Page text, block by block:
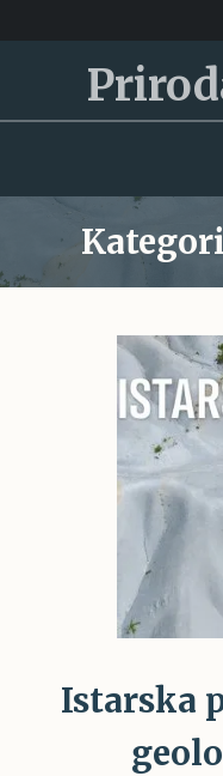
Istarska